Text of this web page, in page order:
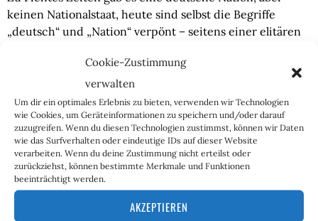
Cookie-Zustimmung
verwalten
Um dir ein optimales Erlebnis zu bieten, verwenden wir Technologien
wie Cookies, um Geräteinformationen zu speichern und/oder darauf
zuzugreifen. Wenn du diesen Technologien zustimmst, können wir Daten
wie das Surfverhalten oder eindeutige IDs auf dieser Website
verarbeiten. Wenn du deine Zustimmung nicht erteilst oder
zurückziehst, können bestimmte Merkmale und Funktionen
beeinträchtigt werden.
AKZEPTIEREN
keinen Nationalstaat, heute sind selbst die Begriffe
„deutsch“ und „Nation“ verpönt – seitens einer elitären
liebsten in der Utopie einer universellen Menschheit
auflösen möchte. De-Industrialisierung im Namen des
Klimaschutzes, freie Geschlechterwahl als höchste Stufe
der Selbstbestimmung sind die Boten eines sich
abzeichnenden Niedergangs. Als einer der wenigen hat
Sigmar Gabriel die Zeichen der Zeit erkannt. Im August
letzten Jahres ließ der einstige SPD-Chef und
Vizekanzler die Alarmglocken schrillen: